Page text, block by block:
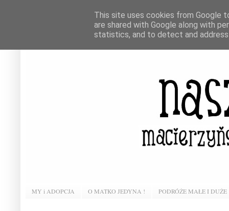
MY i ADOPCJA O MATKO JEDYNA ! PODRÓŻE MAŁE I DUŻE
This site uses cookies from Google
are shared with Google along with
statistics, and to detect and address